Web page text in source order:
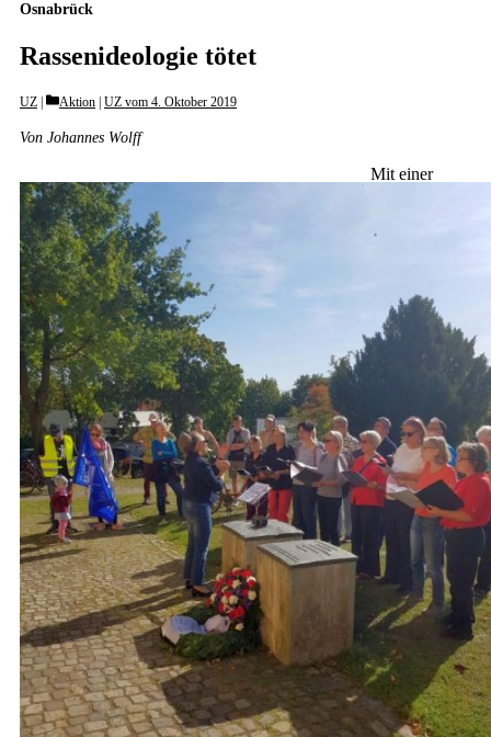
Osnabrück
Rassenideologie tötet
UZ Categories
Aktion UZ vom 4. Oktober 2019
Von Johannes Wolff
Mit einer